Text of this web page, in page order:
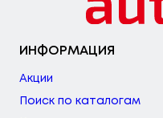
ИНФОРМАЦИЯ
Акции
Поиск по каталогам